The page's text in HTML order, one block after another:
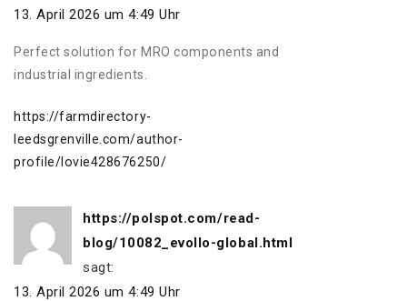
13. April 2026 um 4:49 Uhr
Perfect solution for MRO components and
industrial ingredients.
https://farmdirectory-
leedsgrenville.com/author-
profile/lovie428676250/
https://polspot.com/read-
blog/10082_evollo-global.html
sagt:
13. April 2026 um 4:49 Uhr